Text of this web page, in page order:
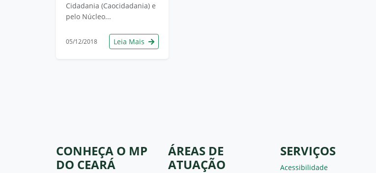
Cidadania (Caocidadania) e
pelo Núcleo...
05/12/2018 Leia Mais
CONHEÇA O MP
DO CEARÁ
ÁREAS DE
ATUAÇÃO
SERVIÇOS
Acessibilidade